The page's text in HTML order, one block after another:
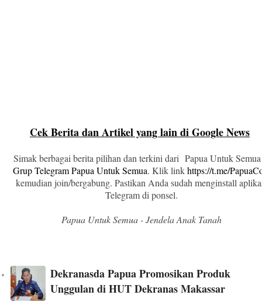
Cek Berita dan Artikel yang lain di Google News
Simak berbagai berita pilihan dan terkini dari Papua Untuk
Grup Telegram Papua Untuk Semua. Klik linkhttps://t.me/
kemudian join/bergabung. Pastikan Anda sudah menginstall
Telegram di ponsel.
Papua Untuk Semua - Jendela Anak Tanah
Dekranasda Papua Promosikan Produk
Unggulan di HUT Dekranas Makassar